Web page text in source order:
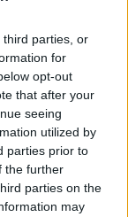
third parties, or
for
opt-out
that after your
seeing
utilized by
parties prior to
the further
parties on the
may